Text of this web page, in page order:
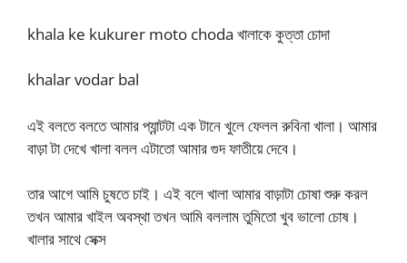
khala ke kukurer moto choda খালাকে কুত্তা চোদা
khalar vodar bal
এই বলতে বলতে আমার প্যান্টটা এক টানে খুলে ফেলল রুবিনা খালা। আমার
বাড়া টা দেখে খালা বলল এটাতো আমার গুদ ফাতীয়ে দেবে।
তার আগে আমি চুষতে চাই। এই বলে খালা আমার বাড়াটা চোষা শুরু করল
তখন আমার খাইল অবস্থা তখন আমি বললাম তুমিতো খুব ভালো চোষ।
খালার সাথে সেক্স